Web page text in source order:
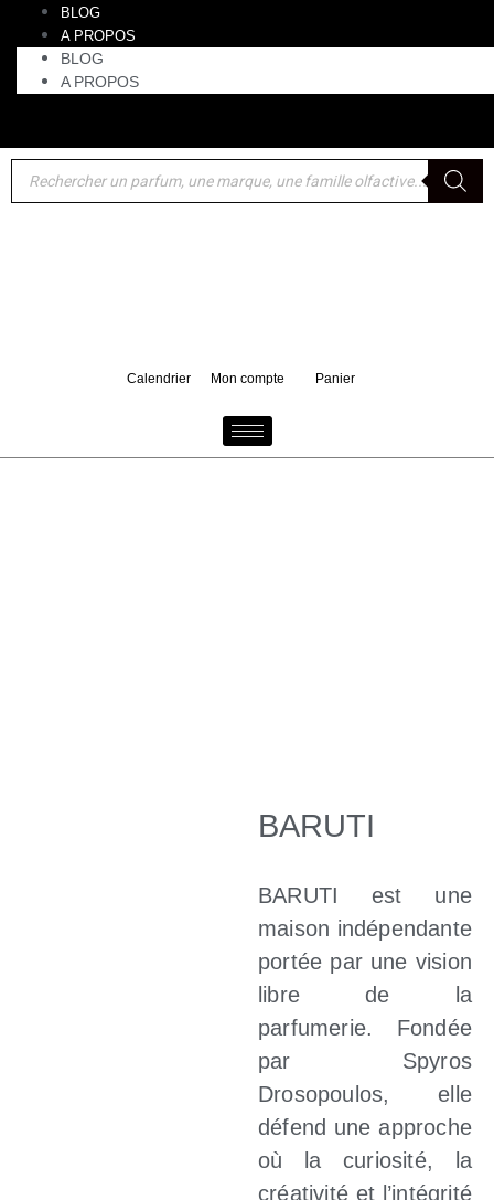
BLOG
A PROPOS
BLOG
A PROPOS
Calendrier Mon compte Panier
BARUTI
BARUTI est une
maison indépendante
portée par une vision
libre de la
parfumerie. Fondée
par Spyros
Drosopoulos, elle
défend une approche
où la curiosité, la
créativité et l’intégrité